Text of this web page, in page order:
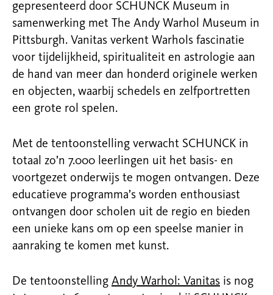
gepresenteerd door SCHUNCK Museum in
samenwerking met The Andy Warhol Museum in
Pittsburgh. Vanitas verkent Warhols fascinatie
voor tijdelijkheid, spiritualiteit en astrologie aan
de hand van meer dan honderd originele werken
en objecten, waarbij schedels en zelfportretten
een grote rol spelen.
Met de tentoonstelling verwacht SCHUNCK in
totaal zo’n 7.000 leerlingen uit het basis- en
voortgezet onderwijs te mogen ontvangen. Deze
educatieve programma’s worden enthousiast
ontvangen door scholen uit de regio en bieden
een unieke kans om op een speelse manier in
aanraking te komen met kunst.
De tentoonstelling Andy Warhol: Vanitas is nog